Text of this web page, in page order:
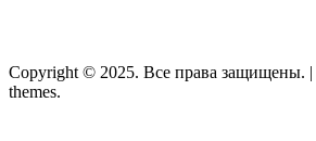
Copyright © 2025. Все права защищены. |
themes.